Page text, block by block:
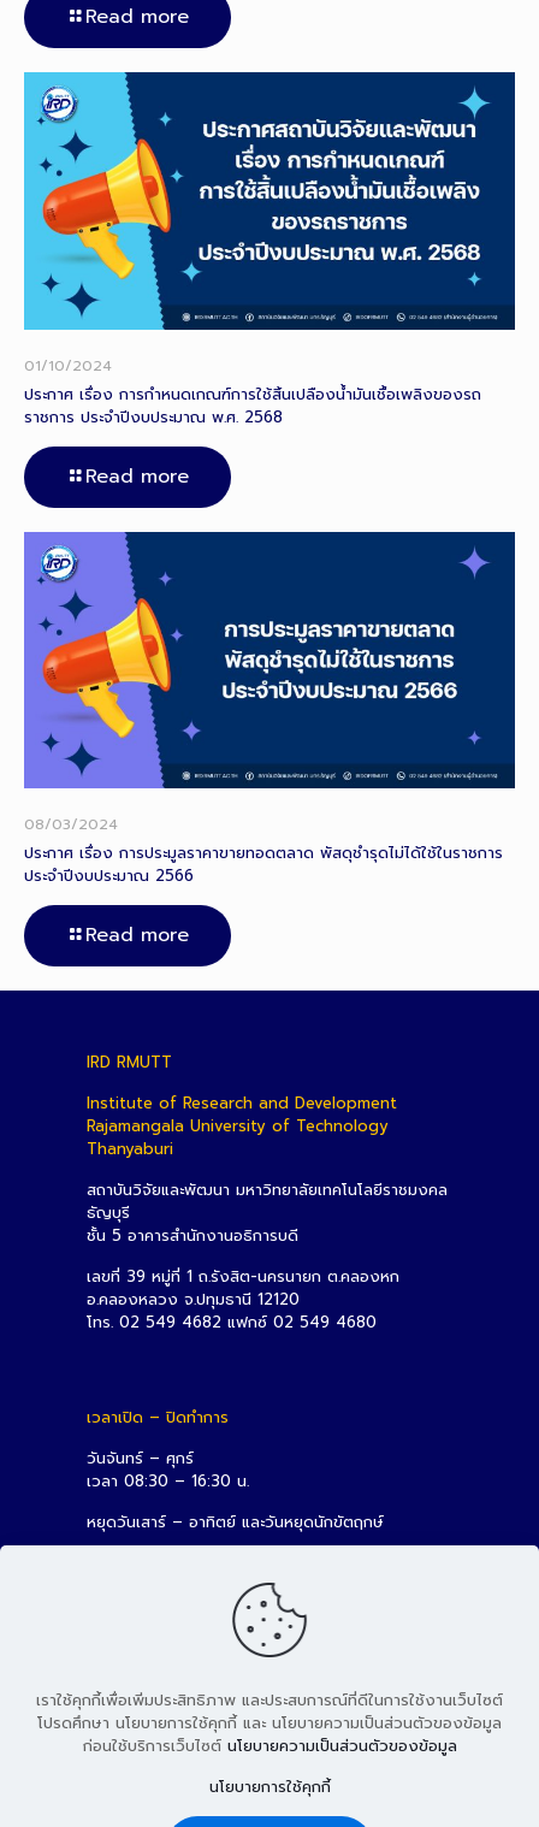
Read more
01/10/2024
ประกาศ เรื่อง การกำหนดเกณฑ์การใช้สิ้นเปลืองน้ำมันเชื้อเพลิงของรถ
ราชการ ประจำปีงบประมาณ พ.ศ. 2568
Read more
08/03/2024
ประกาศ เรื่อง การประมูลราคาขายทอดตลาด พัสดุชำรุดไม่ได้ใช้ในราชการ
ประจำปีงบประมาณ 2566
Read more
IRD RMUTT
Institute of Research and Development
Rajamangala University of Technology
Thanyaburi
สถาบันวิจัยและพัฒนา มหาวิทยาลัยเทคโนโลยีราชมงคล
ธัญบุรี
ชั้น 5 อาคารสำนักงานอธิการบดี
เลขที่ 39 หมู่ที่ 1 ถ.รังสิต-นครนายก ต.คลองหก
อ.คลองหลวง จ.ปทุมธานี 12120
โทร. 02 549 4682 แฟกซ์ 02 549 4680
เวลาเปิด – ปิดทำการ
วันจันทร์ – ศุกร์
เวลา 08:30 – 16:30 น.
หยุดวันเสาร์ – อาทิตย์ และวันหยุดนักขัตฤกษ์
© 2026 สถาบันวิจัยและพัฒนา มหาวิทยาลัยเทคโนโลยีราชมงคล
ธัญบุรี
เราใช้คุกกี้เพื่อเพิ่มประสิทธิภาพ และประสบการณ์ที่ดีในการใช้งานเว็บไซต์
โปรดศึกษา นโยบายการใช้คุกกี้ และ นโยบายความเป็นส่วนตัวของข้อมูล
ก่อนใช้บริการเว็บไซต์ นโยบายความเป็นส่วนตัวของข้อมูล
นโยบายการใช้คุกกี้